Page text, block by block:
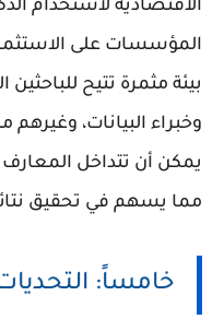
الاقتصادية لاستخدام
المؤسسات على
بيئة مثمرة تتيح
وخبراء البيانات،
يمكن أن تتداخل
مما يسهم في تحقيق
خامساً: التحديات